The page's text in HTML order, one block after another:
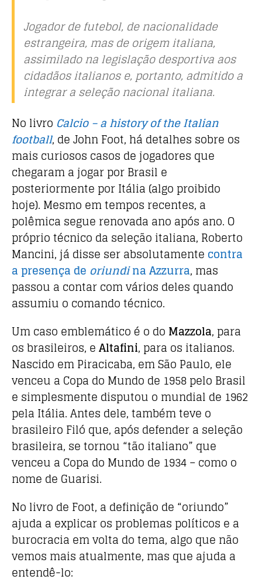
Jogador de futebol, de nacionalidade
estrangeira, mas de origem italiana,
assimilado na legislação desportiva aos
cidadãos italianos e, portanto, admitido a
integrar a seleção nacional italiana.
No livro Calcio – a history of the Italian
football, de John Foot, há detalhes sobre os
mais curiosos casos de jogadores que
chegaram a jogar por Brasil e
posteriormente por Itália (algo proibido
hoje). Mesmo em tempos recentes, a
polêmica segue renovada ano após ano. O
próprio técnico da seleção italiana, Roberto
Mancini, já disse ser absolutamente contra
a presença de oriundina Azzurra, mas
passou a contar com vários deles quando
assumiu o comando técnico.
Um caso emblemático é o do Mazzola, para
os brasileiros, eAltafini, para os italianos.
Nascido em Piracicaba, em São Paulo, ele
venceu a Copa do Mundo de 1958 pelo Brasil
e simplesmente disputou o mundial de 1962
pela Itália. Antes dele, também teve o
brasileiro Filó que, após defender a seleção
brasileira, se tornou “tão italiano” que
venceu a Copa do Mundo de 1934 – como o
nome de Guarisi.
No livro de Foot, a definição de “oriundo”
ajuda a explicar os problemas políticos e a
burocracia em volta do tema, algo que não
vemos mais atualmente, mas que ajuda a
entendê-lo: